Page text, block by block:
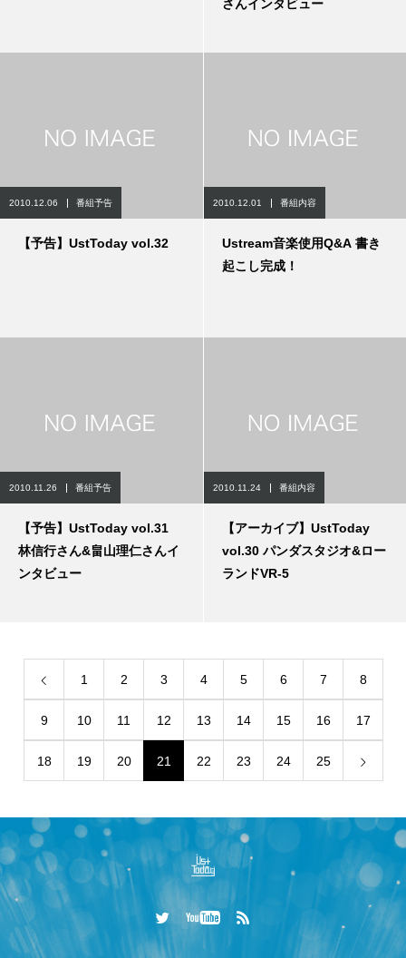
さんインタビュー
2010.12.06 番組予告
【予告】UstToday vol.32
2010.12.01 番組内容
Ustream音楽使用Q&A 書き
起こし完成！
2010.11.26 番組予告
【予告】UstToday vol.31
林信行さん&畠山理仁さんイ
ンタビュー
2010.11.24 番組内容
【アーカイブ】UstToday
vol.30 パンダスタジオ&ロー
ランドVR-5
1 2 3 4 5 6 7 8
9 10 11 12 13 14 15 16 17
18 19 20 21 22 23 24 25